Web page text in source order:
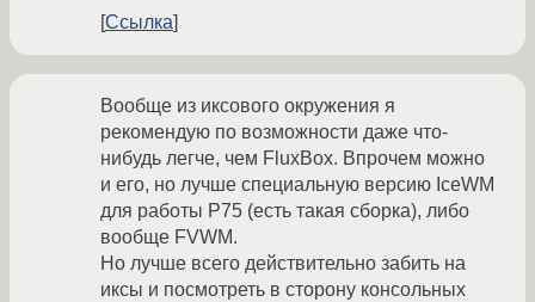
Ссылка
Вообще из иксового окружения я
рекомендую по возможности даже что-
нибудь легче, чем FluxBox. Впрочем можно
и его, но лучше специальную версию IceWM
для работы P75 (есть такая сборка), либо
вообще FVWM.
Но лучше всего действительно забить на
иксы и посмотреть в сторону консольных